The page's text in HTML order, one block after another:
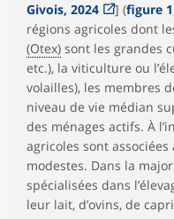
Givois, 2024
] (figure 1
régions agricoles dont
(Otex) sont les grandes
etc.), la viticulture ou
volailles), les membres
niveau de vie médian
des ménages actifs. À
agricoles sont
modestes. Dans la
spécialisées dans
leur lait, d’ovins, de